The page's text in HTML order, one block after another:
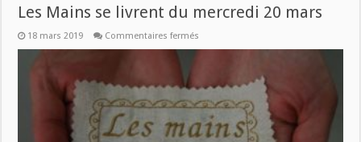
Les Mains se livrent du mercredi 20 mars
18 mars 2019 Commentaires fermés
du
mercredi
20
mars